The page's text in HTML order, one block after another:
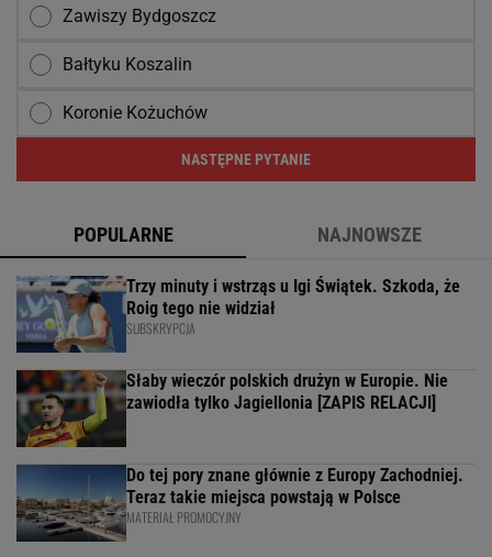
Zawiszy Bydgoszcz
Bałtyku Koszalin
Koronie Kożuchów
NASTĘPNE PYTANIE
POPULARNE NAJNOWSZE
Trzy minuty i wstrząs u Igi Świątek. Szkoda, że
Roig tego nie widział
SUBSKRYPCJA
Słaby wieczór polskich drużyn w Europie. Nie
zawiodła tylko Jagiellonia [ZAPIS RELACJI]
Do tej pory znane głównie z Europy Zachodniej.
Teraz takie miejsca powstają w Polsce
MATERIAŁ PROMOCYJNY